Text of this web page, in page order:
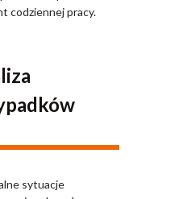
codziennej pracy.
sytuacje